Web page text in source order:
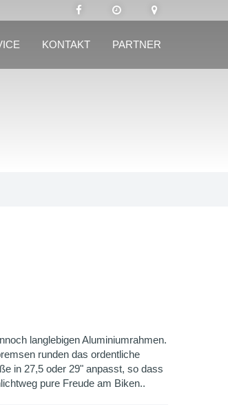
KONTAKT PARTNER
langlebigen Aluminiumrahmen.
runden das ordentliche
in 27,5 oder 29" anpasst, so dass
pure Freude am Biken..